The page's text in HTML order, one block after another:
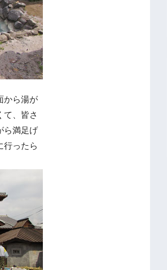
から湯が
て、皆さ
ら満足げ
行ったら